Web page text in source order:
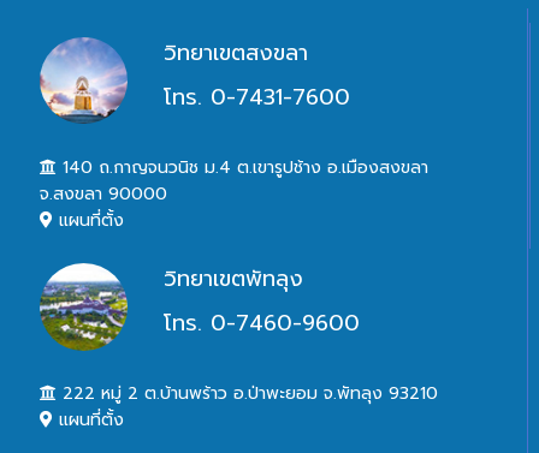
วิทยาเขตสงขลา
โทร. 0-7431-7600
140 ถ.กาญจนวนิช ม.4 ต.เขารูปช้าง อ.เมืองสงขลา
จ.สงขลา 90000
แผนที่ตั้ง
วิทยาเขตพัทลุง
โทร. 0-7460-9600
222 หมู่ 2 ต.บ้านพร้าว อ.ป่าพะยอม จ.พัทลุง 93210
แผนที่ตั้ง